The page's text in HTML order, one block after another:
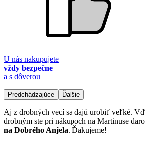
U nás nakupujete
vždy bezpečne
a s dôverou
Predchádzajúce Ďalšie
Aj z drobných vecí sa dajú urobiť veľké.
drobným ste pri nákupoch na Martinuse
na Dobrého Anjela. Ďakujeme!